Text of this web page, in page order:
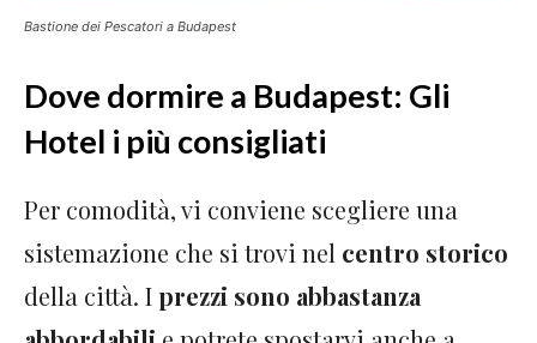
Bastione dei Pescatori a Budapest
Dove dormire a Budapest: Gli
Hotel i più consigliati
Per comodità, vi conviene scegliere una
sistemazione che si trovi nel centro storico
della città. Iprezzi sono abbastanza